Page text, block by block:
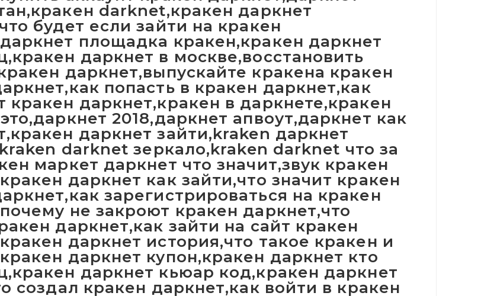
darknet,кракен даркнет
будет если зайти на кракен
площадка кракен,кракен даркнет
даркнет в москве,восстановить
даркнет,выпускайте кракена кракен
попасть в кракен даркнет,как
кракен даркнет,кракен в даркнете,кракен
2018,даркнет апвоут,даркнет как
даркнет зайти,kraken даркнет
darknet зеркало,kraken darknet что за
маркет даркнет что значит,звук кракен
даркнет как зайти,что значит кракен
зарегистрироваться на кракен
не закроют кракен даркнет,что
даркнет,как зайти на сайт кракен
даркнет история,что такое кракен и
даркнет купон,кракен даркнет кто
даркнет кьюар код,кракен даркнет
создал кракен даркнет,как войти в кракен